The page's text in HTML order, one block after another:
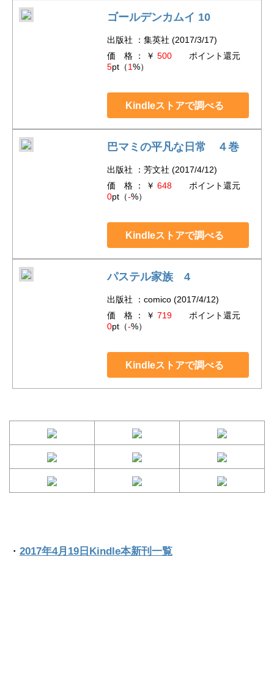
ゴールデンカムイ 10
出版社 ：集英社 (2017/3/17)
価 格 ： ￥ 500ポイント還元
5pt（1%）
Kindleストアで調べる
巴マミの平凡な日常 ４巻
出版社 ：芳文社 (2017/4/12)
価 格 ： ￥ 648ポイント還元
0pt（-%）
Kindleストアで調べる
パステル家族 4
出版社 ：comico (2017/4/12)
価 格 ： ￥ 719ポイント還元
0pt（-%）
Kindleストアで調べる
・ 2017年4月19日Kindle本新刊一覧